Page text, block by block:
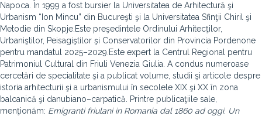
Napoca. În 1999 a fost bursier la Universitatea de Arhitectură şi
Urbanism “Ion Mincu” din Bucureşti şi la Universitatea Sfinţii Chiril şi
Metodie din Skopje.Este preşedintele Ordinului Arhitecţilor,
Urbaniştilor, Peisagiştilor şi Conservatorilor din Provincia Pordenone
pentru mandatul 2025–2029.Este expert la Centrul Regional pentru
Patrimoniul Cultural din Friuli Venezia Giulia. A condus numeroase
cercetări de specialitate şi a publicat volume, studii şi articole despre
istoria arhitecturii şi a urbanismului în secolele XIX şi XX în zona
balcanică şi danubiano–carpatică. Printre publicaţiile sale,
menţionăm: Emigranti friulani in Romania dal 1860 ad oggi. Un